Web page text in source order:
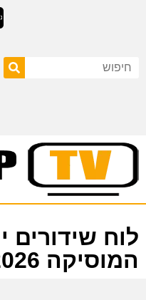
לוח שידורים
המוסיקה 08-06-2026